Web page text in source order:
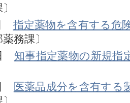
指定薬物を含有する危
務課〕
知事指定薬物の新規指
医薬品成分を含有する